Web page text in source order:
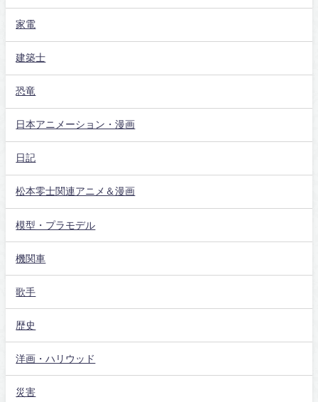
家電
建築士
恐竜
日本アニメーション・漫画
日記
松本零士関連アニメ＆漫画
模型・プラモデル
機関車
歌手
歴史
洋画・ハリウッド
災害